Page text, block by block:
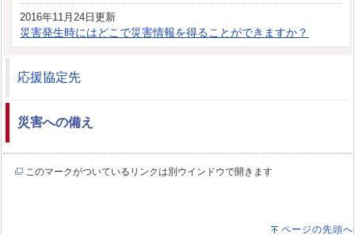
2016年11月24日更新
災害発生時にはどこで災害情報を得ることができますか？
応援協定先
災害への備え
このマークがついているリンクは別ウインドウで開きます
ページの先頭へ